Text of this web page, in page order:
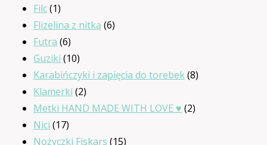
Filc 11
produkt
Flizelina z nitką 66
Futra 66
produktów
Guziki 1010
produktów
Karabińczyki i zapięcia do torebek 88
Klamerki 22
produkty
Metki HAND MADE WITH LOVE ♥ 22
Nici 1717
produktów
Nożyczki Fiskars 1515